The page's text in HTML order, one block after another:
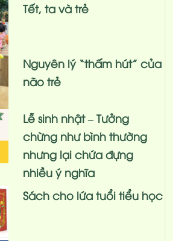
Tết, ta và trẻ
Nguyên lý “thấm hút” của
não trẻ
Lễ sinh nhật – Tưởng
chừng như bình thường
nhưng lại chứa đựng
nhiều ý nghĩa
Sách cho lứa tuổi tiểu học